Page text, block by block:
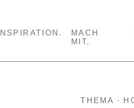
INSPIRATION.
MACH
MIT.
THEMA ·